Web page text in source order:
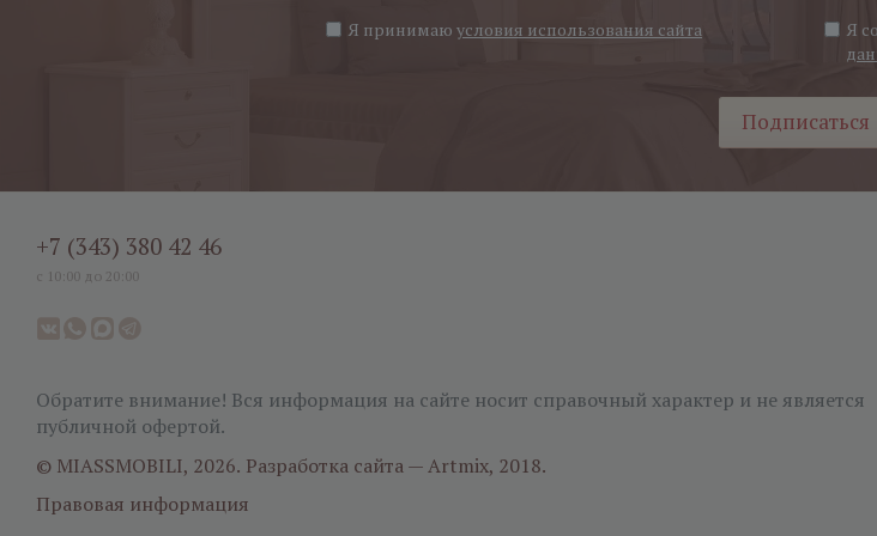
Я принимаю условия использования сайта Я
Подписаться
+7 (343) 380 42 46
с 10:00 до 20:00
Обратите внимание! Вся информация на сайте носит справочный характер и не является
публичной офертой.
© MIASSMOBILI, 2026. Разработка сайта — Artmix, 2018.
Правовая информация